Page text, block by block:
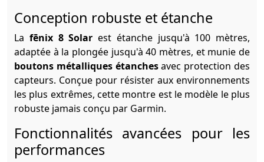
Conception robuste et étanche
La fēnix 8 Solar est étanche jusqu'à 100 mètres,
adaptée à la plongée jusqu'à 40 mètres, et munie de
boutons métalliques étanchesavec protection des
capteurs. Conçue pour résister aux environnements
les plus extrêmes, cette montre est le modèle le plus
robuste jamais conçu par Garmin.
Fonctionnalités avancées pour les
performances